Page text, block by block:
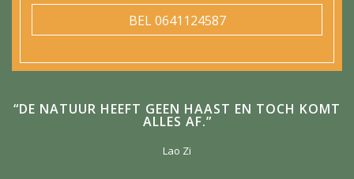
BEL0641124587
“DE NATUUR HEEFT GEEN HAAST EN TOCH KOMT
ALLES AF.”
Lao Zi